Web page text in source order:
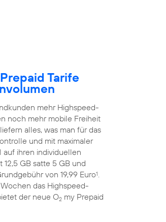
Prepaid Tarife
mehr Highspeed-
noch mehr mobile Freiheit
alles, was man für das
und mit maximaler
auf ihren individuellen
GB satte 5 GB und
von 19,99 Euro1.
das Highspeed-
der neue O2 my Prepaid